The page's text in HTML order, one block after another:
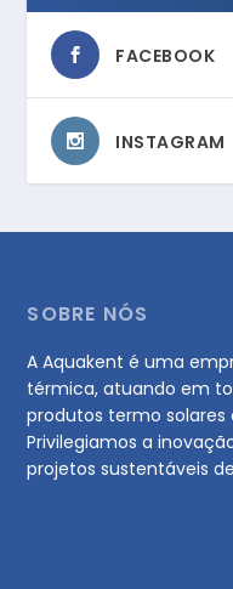
FACEBOOK
INSTAGRAM
SOBRE NÓS
A Aquakent é uma
térmica, atuando em
produtos termo solares
Privilegiamos a
projetos sustentáveis